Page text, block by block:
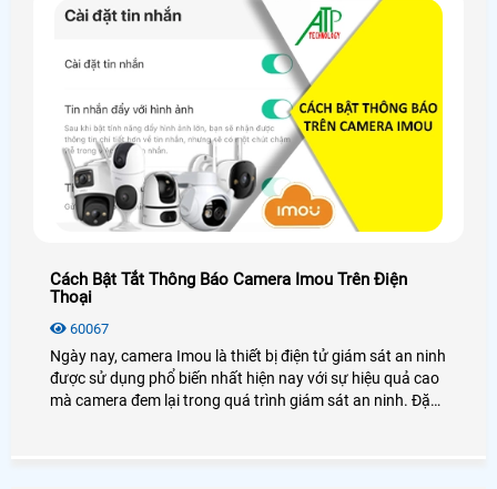
Cách Bật Tắt Thông Báo Camera Imou Trên Điện
Thoại
60067
Ngày nay, camera Imou là thiết bị điện tử giám sát an ninh
được sử dụng phổ biến nhất hiện nay với sự hiệu quả cao
mà camera đem lại trong quá trình giám sát an ninh. Đặc